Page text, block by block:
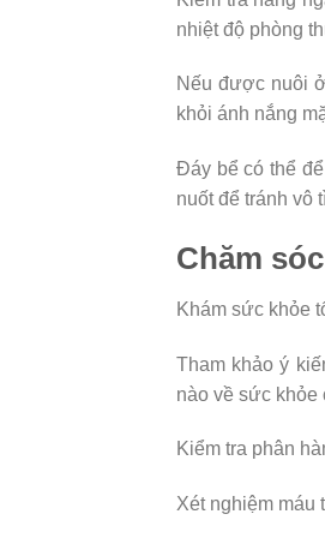
nhiệt độ phòng
Nếu được nuôi
khỏi ánh nắng
Đáy bể có thể
nuốt để tránh vô
Chăm
Khám sức khỏe
Tham khảo ý
nào về sức khỏe
Kiểm tra phân
Xét nghiệm máu